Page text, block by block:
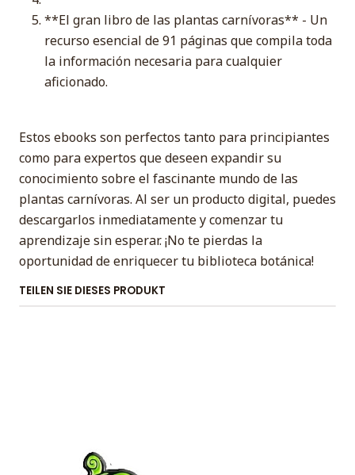
**El gran libro de las plantas carnívoras** - Un
recurso esencial de 91 páginas que compila toda
la información necesaria para cualquier
aficionado.
Estos ebooks son perfectos tanto para principiantes
como para expertos que deseen expandir su
conocimiento sobre el fascinante mundo de las
plantas carnívoras. Al ser un producto digital, puedes
descargarlos inmediatamente y comenzar tu
aprendizaje sin esperar. ¡No te pierdas la
oportunidad de enriquecer tu biblioteca botánica!
TEILEN SIE DIESES PRODUKT